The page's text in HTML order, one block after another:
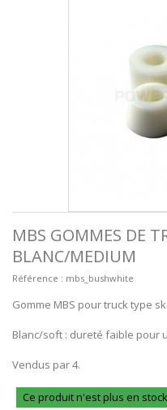
MBS GOMMES DE
BLANC/MEDIUM
Référence : mbs_bushwhite
Gomme MBS pour truck type
Blanc/soft : dureté faible pour
Vendus par 4.
Ce produit n'est plus en stock